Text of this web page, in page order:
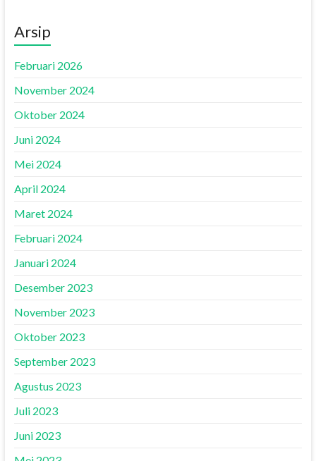
Arsip
Februari 2026
November 2024
Oktober 2024
Juni 2024
Mei 2024
April 2024
Maret 2024
Februari 2024
Januari 2024
Desember 2023
November 2023
Oktober 2023
September 2023
Agustus 2023
Juli 2023
Juni 2023